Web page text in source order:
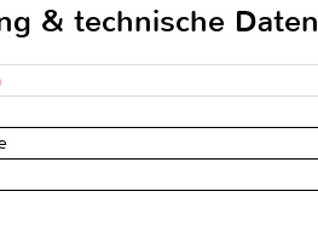
& technische Daten